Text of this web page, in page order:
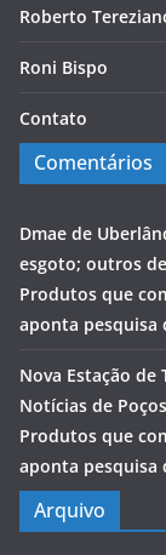
Roberto
Roni Bispo
Contato
Comentários
Dmae de
esgoto; outros
Produtos que
aponta pesquisa
Nova Estação
Notícias de
Produtos que
aponta pesquisa
Arquivo